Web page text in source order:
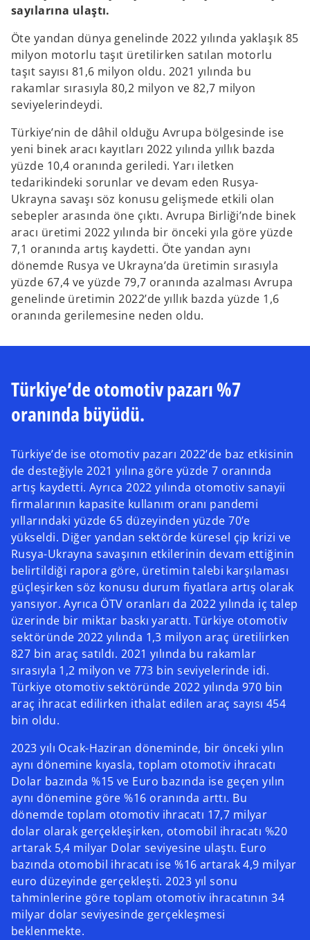
sayılarına ulaştı.
Öte yandan dünya genelinde 2022 yılında yaklaşık 85
milyon motorlu taşıt üretilirken satılan motorlu
taşıt sayısı 81,6 milyon oldu. 2021 yılında bu
rakamlar sırasıyla 80,2 milyon ve 82,7 milyon
seviyelerindeydi.
Türkiye’nin de dâhil olduğu Avrupa bölgesinde ise
yeni binek aracı kayıtları 2022 yılında yıllık bazda
yüzde 10,4 oranında geriledi. Yarı iletken
tedarikindeki sorunlar ve devam eden Rusya-
Ukrayna savaşı söz konusu gelişmede etkili olan
sebepler arasında öne çıktı. Avrupa Birliği’nde binek
aracı üretimi 2022 yılında bir önceki yıla göre yüzde
7,1 oranında artış kaydetti. Öte yandan aynı
dönemde Rusya ve Ukrayna’da üretimin sırasıyla
yüzde 67,4 ve yüzde 79,7 oranında azalması Avrupa
genelinde üretimin 2022’de yıllık bazda yüzde 1,6
oranında gerilemesine neden oldu.
Türkiye’de otomotiv pazarı %7
oranında büyüdü.
Türkiye’de ise otomotiv pazarı 2022’de baz etkisinin
de desteğiyle 2021 yılına göre yüzde 7 oranında
artış kaydetti. Ayrıca 2022 yılında otomotiv sanayii
firmalarının kapasite kullanım oranı pandemi
yıllarındaki yüzde 65 düzeyinden yüzde 70’e
yükseldi. Diğer yandan sektörde küresel çip krizi ve
Rusya-Ukrayna savaşının etkilerinin devam ettiğinin
belirtildiği rapora göre, üretimin talebi karşılaması
güçleşirken söz konusu durum fiyatlara artış olarak
yansıyor. Ayrıca ÖTV oranları da 2022 yılında iç talep
üzerinde bir miktar baskı yarattı. Türkiye otomotiv
sektöründe 2022 yılında 1,3 milyon araç üretilirken
827 bin araç satıldı. 2021 yılında bu rakamlar
sırasıyla 1,2 milyon ve 773 bin seviyelerinde idi.
Türkiye otomotiv sektöründe 2022 yılında 970 bin
araç ihracat edilirken ithalat edilen araç sayısı 454
bin oldu.
2023 yılı Ocak-Haziran döneminde, bir önceki yılın
aynı dönemine kıyasla, toplam otomotiv ihracatı
Dolar bazında %15 ve Euro bazında ise geçen yılın
aynı dönemine göre %16 oranında arttı. Bu
dönemde toplam otomotiv ihracatı 17,7 milyar
dolar olarak gerçekleşirken, otomobil ihracatı %20
artarak 5,4 milyar Dolar seviyesine ulaştı. Euro
bazında otomobil ihracatı ise %16 artarak 4,9 milyar
euro düzeyinde gerçekleşti. 2023 yıl sonu
tahminlerine göre toplam otomotiv ihracatının 34
milyar dolar seviyesinde gerçekleşmesi
beklenmekte.